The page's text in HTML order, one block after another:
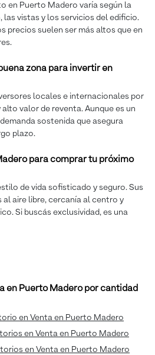
en Puerto Madero varía según la
vistas y los servicios del edificio.
precios suelen ser más altos que en
zona para invertir en
locales e internacionales por
valor de reventa. Aunque es un
sostenida que asegura
plazo.
para comprar tu próximo
de vida sofisticado y seguro. Sus
aire libre, cercanía al centro y
Si buscás exclusividad, es una
en Puerto Madero por cantidad
en Venta en Puerto Madero
en Venta en Puerto Madero
en Venta en Puerto Madero